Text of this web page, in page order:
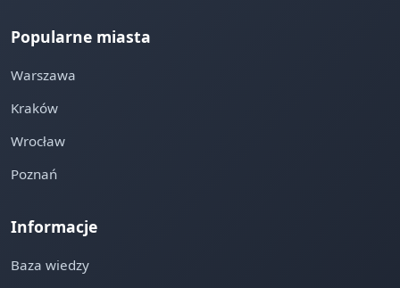
Popularne miasta
Warszawa
Kraków
Wrocław
Poznań
Informacje
Baza wiedzy